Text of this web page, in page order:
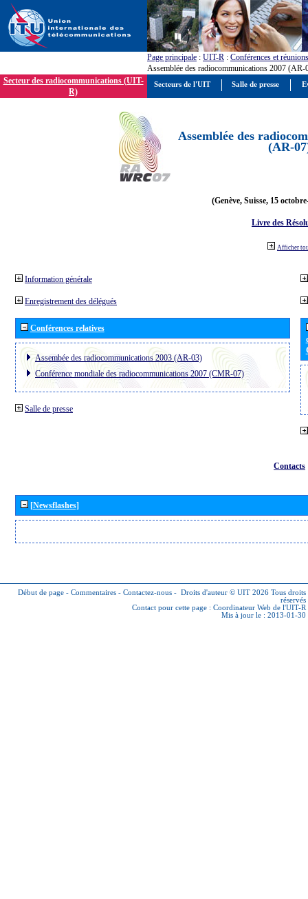
Page principale : UIT-R : Conférences et réunions
Assemblée des radiocommunications 2007 (AR-
Secteur des radiocommunications (UIT-
R)
Assemblée des
(AR-
(Genève, Suisse, 15
Livre des
Afficher
Information générale
Enregistrement des délégués
Conférences relatives
Assembée des radiocommunications 2003 (AR-03)
Conférence mondiale des radiocommunications 2007 (CMR-07)
Salle de presse
Contacts
[Newsflashes]
Début de page - Commentaires - Contactez-nous - Droits d'auteur © UIT 2026 Tous droits
réservés
Contact pour cette page : Coordinateur Web de l'UIT-R
Mis à jour le : 2013-01-30
Secteurs de l'UIT Salle de presse